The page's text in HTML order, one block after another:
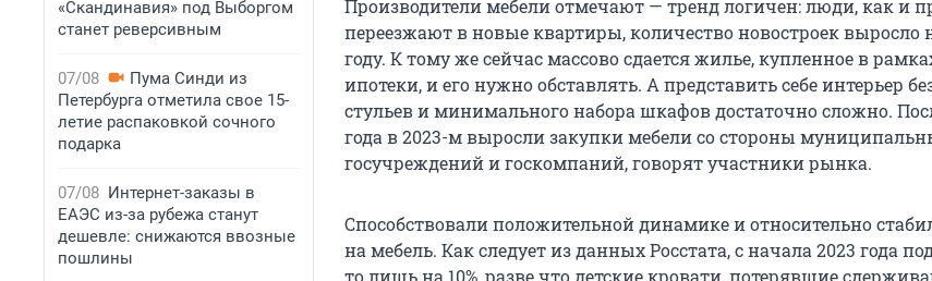
«Скандинавия» под Выборгом
станет реверсивным
07/08
Пума Синди из
Петербурга отметила свое 15-
летие распаковкой сочного
подарка
07/08 Интернет-заказы в
ЕАЭС из-за рубежа станут
дешевле: снижаются ввозные
пошлины
Производители мебели отмечают — тренд логичен: люди, как и
переезжают в новые квартиры, количество новостроек выросло
году. К тому же сейчас массово сдается жилье, купленное в
ипотеки, и его нужно обставлять. А представить себе интерьер
стульев и минимального набора шкафов достаточно сложно.
года в 2023-м выросли закупки мебели со стороны
госучреждений и госкомпаний, говорят участники рынка.
Способствовали положительной динамике и относительно
на мебель. Как следует из данных Росстата, с начала 2023 года
то лишь на 10%, разве что детские кровати, потерявшие